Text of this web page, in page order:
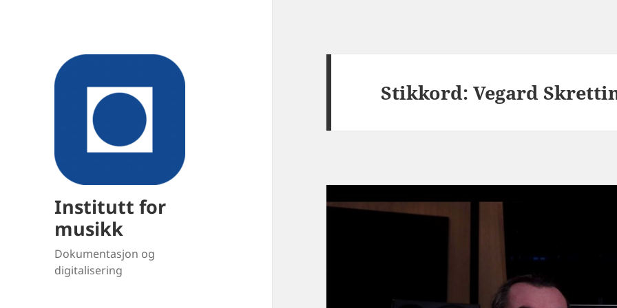
Institutt for
musikk
Dokumentasjon og
digitalisering
Stikkord:Vegard